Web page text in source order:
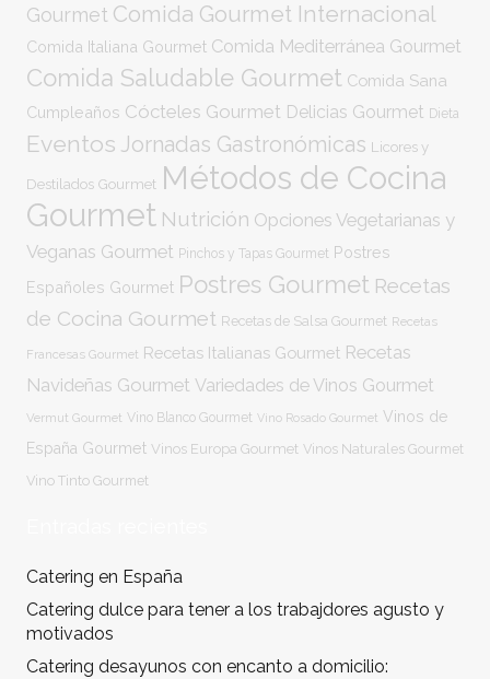
Gourmet Comida Gourmet Internacional
Comida Italiana Gourmet Comida Mediterránea Gourmet
Comida Saludable Gourmet Comida Sana
Cumpleaños Cócteles Gourmet Delicias Gourmet Dieta
Eventos Jornadas Gastronómicas Licores y
Destilados Gourmet Métodos de Cocina
Gourmet Nutrición Opciones Vegetarianas y
Veganas Gourmet Pinchos y Tapas Gourmet Postres
Españoles Gourmet Postres Gourmet Recetas
de Cocina Gourmet Recetas de Salsa Gourmet Recetas
Francesas Gourmet Recetas Italianas Gourmet Recetas
Navideñas Gourmet Variedades de Vinos Gourmet
Vermut Gourmet Vino Blanco Gourmet Vino Rosado Gourmet Vinos de
España Gourmet Vinos Europa Gourmet Vinos Naturales Gourmet
Vino Tinto Gourmet
Catering en España
Catering dulce para tener a los trabajdores agusto y
motivados
Catering desayunos con encanto a domicilio: